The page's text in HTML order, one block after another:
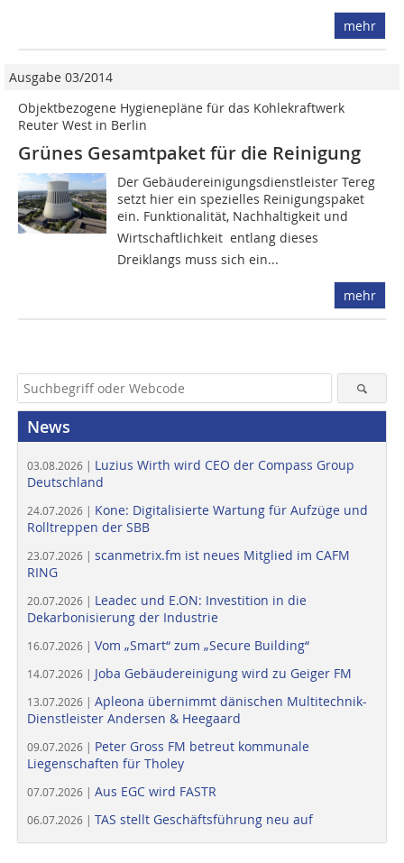
mehr
Ausgabe 03/2014
Objektbezogene Hygienepläne für das Kohlekraftwerk
Reuter West in Berlin
Grünes Gesamtpaket für die Reinigung
Der Gebäudereinigungsdienstleister Tereg
setzt hier ein spezielles Reinigungspaket
ein. Funktionalität, Nachhaltigkeit und
Wirtschaftlichkeit  entlang dieses
Dreiklangs muss sich ein...
mehr
News
03.08.2026 | Luzius Wirth wird CEO der Compass Group
Deutschland
24.07.2026 | Kone: Digitalisierte Wartung für Aufzüge und
Rolltreppen der SBB
23.07.2026 | scanmetrix.fm ist neues Mitglied im CAFM
RING
20.07.2026 | Leadec und E.ON: Investition in die
Dekarbonisierung der Industrie
16.07.2026 | Vom „Smart“ zum „Secure Building“
14.07.2026 | Joba Gebäudereinigung wird zu Geiger FM
13.07.2026 | Apleona übernimmt dänischen Multitechnik-
Dienstleister Andersen & Heegaard
09.07.2026 | Peter Gross FM betreut kommunale
Liegenschaften für Tholey
07.07.2026 | Aus EGC wird FASTR
06.07.2026 | TAS stellt Geschäftsführung neu auf